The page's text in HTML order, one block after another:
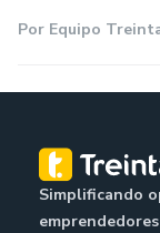
Por Equipo
Simplificando